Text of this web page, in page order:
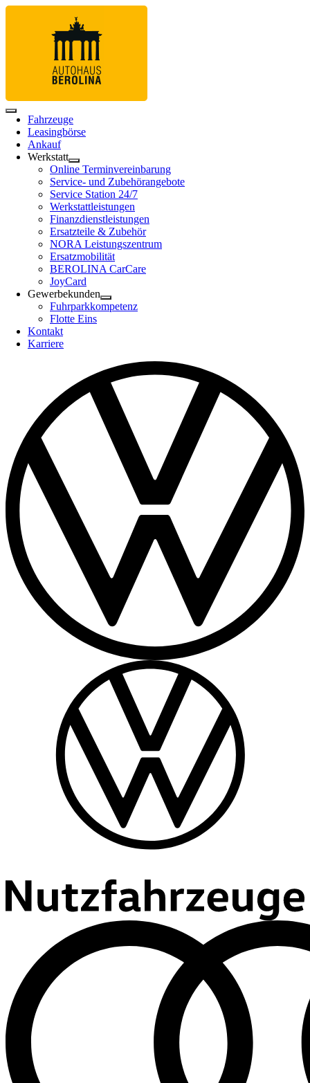
Fahrzeuge
Leasingbörse
Ankauf
Werkstatt
Online Terminvereinbarung
Service- und Zubehörangebote
Service Station 24/7
Werkstattleistungen
Finanzdienstleistungen
Ersatzteile & Zubehör
NORA Leistungszentrum
Ersatzmobilität
BEROLINA CarCare
JoyCard
Gewerbekunden
Fuhrparkkompetenz
Flotte Eins
Kontakt
Karriere